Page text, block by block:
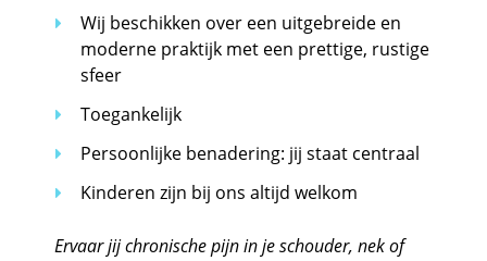
Wij beschikken over een uitgebreide en
moderne praktijk met een prettige, rustige
sfeer
Toegankelijk
Persoonlijke benadering: jij staat centraal
Kinderen zijn bij ons altijd welkom
Ervaar jij chronische pijn in je schouder, nek of